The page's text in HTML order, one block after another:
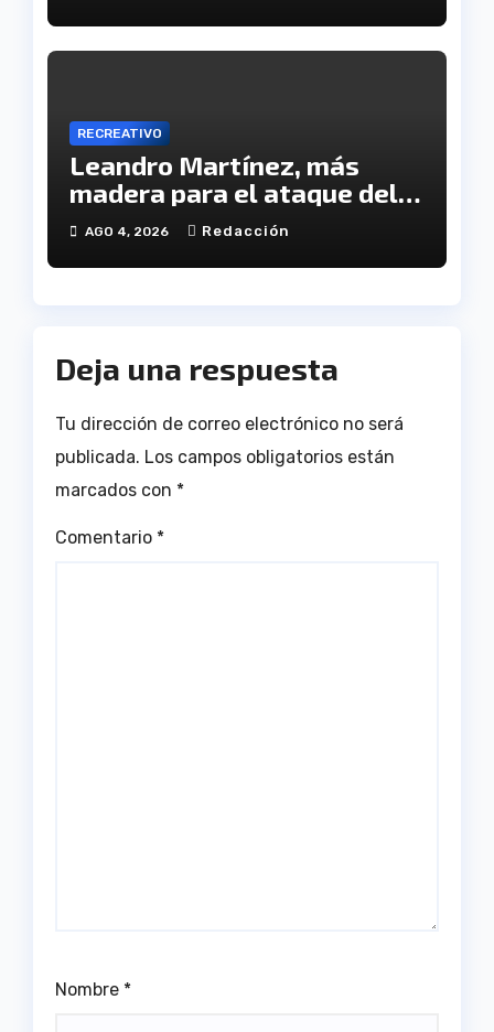
RECREATIVO
Leandro Martínez, más
madera para el ataque del
Decano
AGO 4, 2026 Redacción
Deja una respuesta
Tu dirección de correo electrónico no será
publicada. Los campos obligatorios están
marcados con *
Comentario *
Nombre *